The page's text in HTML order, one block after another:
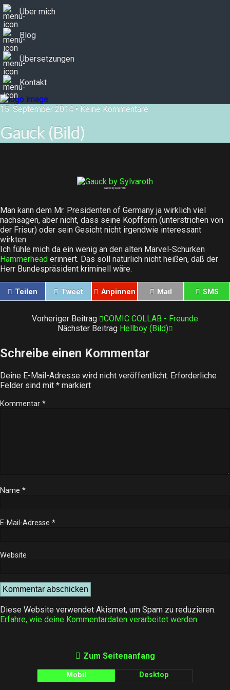
Über mich
Blog
Übersetzungen
Kontakt
15. September 2014 • Keine Kommentare
Gauck (Bild)
Gauck by Sylvaroth
Man kann dem Mr. Presidenten of Germany ja wirklich viel
nachsagen, aber nicht, dass seine Kopfform (unterstrichen von
der Frisur) oder sein Gesicht nicht irgendwie interessant
wirkten.
Ich fühle mich da ein wenig an den alten Marvel-Schurken
Hammerhead erinnert. Das soll natürlich nicht heißen, daß der
Herr Bundespräsident kriminell wäre.
Teilen Tweet Anpinnen Mail SMS
Vorheriger Beitrag
COMIC COLLAB - Freunde
Nächster Beitrag Hellboy (Bild)
Schreibe einen Kommentar
Deine E-Mail-Adresse wird nicht veröffentlicht. Erforderliche
Felder sind mit * markiert
Kommentar *
Name *
E-Mail-Adresse *
Website
Diese Website verwendet Akismet, um Spam zu reduzieren.
Erfahre, wie deine Kommentardaten verarbeitet werden.
Zum Seitenanfang
Mobil Desktop